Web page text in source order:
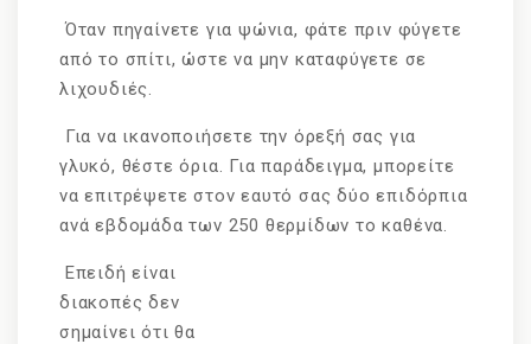
Όταν πηγαίνετε για ψώνια, φάτε πριν φύγετε
από το σπίτι, ώστε να μην καταφύγετε σε
λιχουδιές.
Για να ικανοποιήσετε την όρεξή σας για
γλυκό, θέστε όρια. Για παράδειγμα, μπορείτε
να επιτρέψετε στον εαυτό σας δύο επιδόρπια
ανά εβδομάδα των 250 θερμίδων το καθένα.
Επειδή είναι
διακοπές δεν
σημαίνει ότι θα